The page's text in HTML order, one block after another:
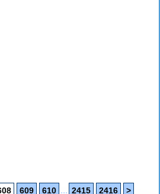
609 610 ... 2415 2416 >